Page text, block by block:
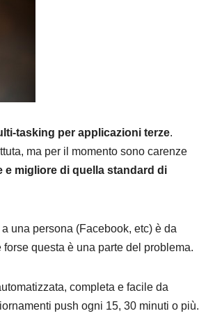
tasking per applicazioni terze.
ma per il momento sono carenze
e migliore di quella standard di
una persona (Facebook, etc) è da
questa è una parte del problema.
completa e facile da
push ogni 15, 30 minuti o più.